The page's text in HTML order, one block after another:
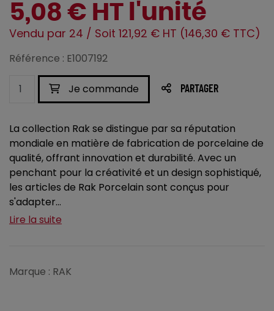
5,08 € HT l'unité
Vendu par 24 / Soit 121,92 € HT (146,30 € TTC)
Référence : E1007192
Je commande PARTAGER
La collection Rak se distingue par sa réputation
mondiale en matière de fabrication de porcelaine de
qualité, offrant innovation et durabilité. Avec un
penchant pour la créativité et un design sophistiqué,
les articles de Rak Porcelain sont conçus pour
s'adapter...
Lire la suite
Marque : RAK